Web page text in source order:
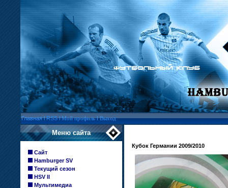
ГлавнаяlRSSl Мой профильl Выход
Меню сайта
Сайт
Hamburger SV
Текущий сезон
HSV II
Мультимедиа
Кубок Германии 2009/2010